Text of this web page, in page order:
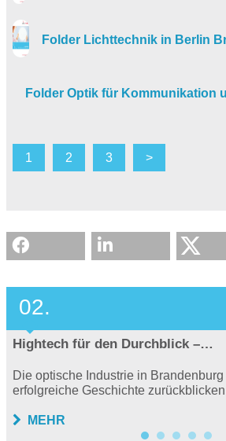
Folder Lichttechnik in Berlin
Folder Optik für Kommunikation
1 2 3 >
02.
Hightech für den Durchblick –…
Die optische Industrie in
erfolgreiche Geschichte
MEHR